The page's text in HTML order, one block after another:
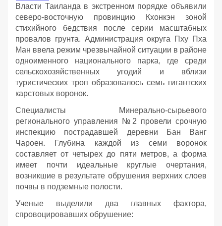
Власти Таиланда в экстренном порядке объявили
северо-восточную провинцию Кхонкэн зоной
стихийного бедствия после серии масштабных
провалов грунта. Администрация округа Пху Пха
Ман ввела режим чрезвычайной ситуации в районе
одноименного национального парка, где среди
сельскохозяйственных угодий и вблизи
туристических троп образовалось семь гигантских
карстовых воронок.
Специалисты Минерально-сырьевого
регионального управления №2 провели срочную
инспекцию пострадавшей деревни Бан Ванг
Чароен. Глубина каждой из семи воронок
составляет от четырех до пяти метров, а форма
имеет почти идеальные круглые очертания,
возникшие в результате обрушения верхних слоев
почвы в подземные полости.
Ученые выделили два главных фактора,
спровоцировавших обрушение: